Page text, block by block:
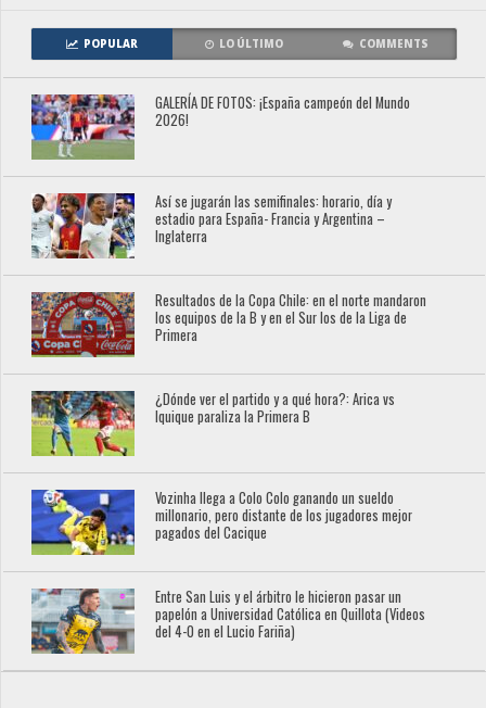
POPULAR LO ÚLTIMO COMMENTS
GALERÍA DE FOTOS: ¡España campeón del Mundo
2026!
Así se jugarán las semifinales: horario, día y
estadio para España- Francia y Argentina –
Inglaterra
Resultados de la Copa Chile: en el norte mandaron
los equipos de la B y en el Sur los de la Liga de
Primera
¿Dónde ver el partido y a qué hora?: Arica vs
Iquique paraliza la Primera B
Vozinha llega a Colo Colo ganando un sueldo
millonario, pero distante de los jugadores mejor
pagados del Cacique
Entre San Luis y el árbitro le hicieron pasar un
papelón a Universidad Católica en Quillota (Videos
del 4-0 en el Lucio Fariña)